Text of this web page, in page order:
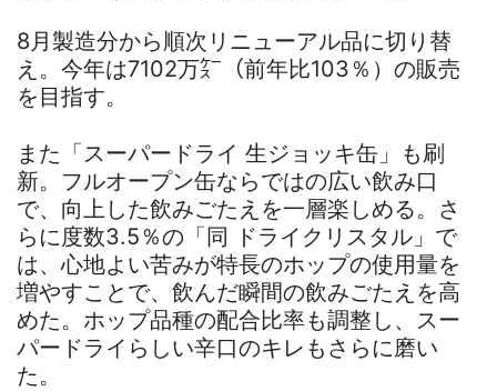
8月製造分から順次リニューアル品に切り替
え。今年は7102万㌜（前年比103％）の販売
を目指す。
また「スーパードライ 生ジョッキ缶」も刷
新。フルオープン缶ならではの広い飲み口
で、向上した飲みごたえを一層楽しめる。さ
らに度数3.5％の「同 ドライクリスタル」で
は、心地よい苦みが特長のホップの使用量を
増やすことで、飲んだ瞬間の飲みごたえを高
めた。ホップ品種の配合比率も調整し、スー
パードライらしい辛口のキレもさらに磨い
た。